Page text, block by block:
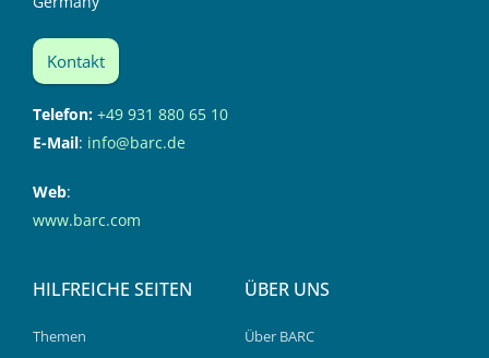
Kontakt
Telefon: +49 931 880 65 10
E-Mail: info@barc.de
Web:
www.barc.com
HILFREICHE SEITEN
Themen
ÜBER UNS
Über BARC